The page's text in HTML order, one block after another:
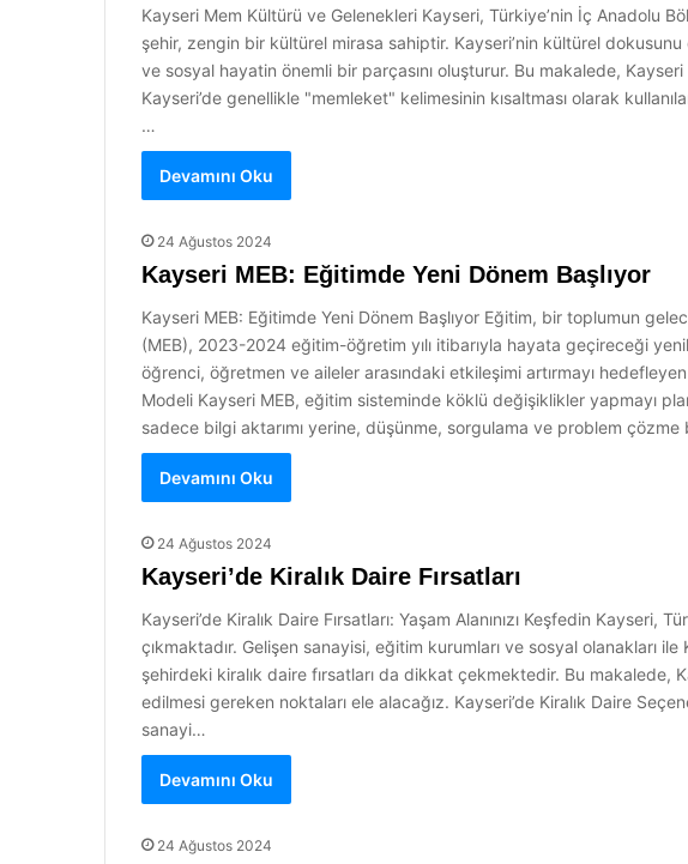
Kayseri Mem Kültürü ve Gelenekleri Kayseri, Türkiye’nin İç Anadolu
şehir, zengin bir kültürel mirasa sahiptir. Kayseri’nin kültürel
ve sosyal hayatin önemli bir parçasını oluşturur. Bu makalede,
Kayseri’de genellikle "memleket" kelimesinin kısaltması olarak
…
Devamını Oku
24 Ağustos 2024
Kayseri MEB: Eğitimde Yeni Dönem Başlıyor
Kayseri MEB: Eğitimde Yeni Dönem Başlıyor Eğitim, bir toplumun
(MEB), 2023-2024 eğitim-öğretim yılı itibarıyla hayata geçireceği
öğrenci, öğretmen ve aileler arasındaki etkileşimi artırmayı
Modeli Kayseri MEB, eğitim sisteminde köklü değişiklikler yapmayı
sadece bilgi aktarımı yerine, düşünme, sorgulama ve problem
Devamını Oku
24 Ağustos 2024
Kayseri’de Kiralık Daire Fırsatları
Kayseri’de Kiralık Daire Fırsatları: Yaşam Alanınızı Keşfedin
çıkmaktadır. Gelişen sanayisi, eğitim kurumları ve sosyal olanakları
şehirdeki kiralık daire fırsatları da dikkat çekmektedir. Bu makalede,
edilmesi gereken noktaları ele alacağız. Kayseri’de Kiralık Daire
sanayi…
Devamını Oku
24 Ağustos 2024